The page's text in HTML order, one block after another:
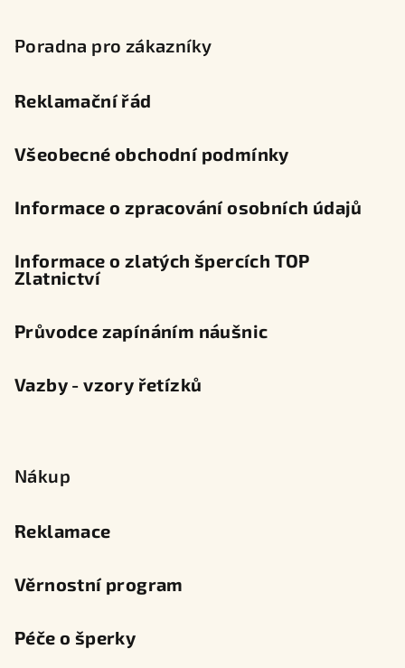
Poradna pro zákazníky
Reklamační řád
Všeobecné obchodní podmínky
Informace o zpracování osobních údajů
Informace o zlatých špercích TOP
Zlatnictví
Průvodce zapínáním náušnic
Vazby - vzory řetízků
Nákup
Reklamace
Věrnostní program
Péče o šperky